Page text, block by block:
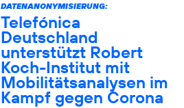
DATENANONYMISIERUNG:
Telefónica
Deutschland
unterstützt Robert
Koch-Institut mit
Mobilitätsanalysen im
Kampf gegen Corona